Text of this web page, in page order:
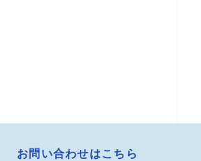
お問い合わせはこちら